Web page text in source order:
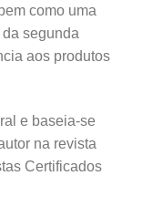
como uma
segunda
aos produtos
e baseia-se
na revista
Certificados